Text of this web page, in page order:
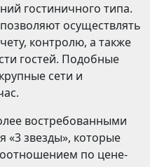
гостиничного типа.
осуществлять
контролю, а также
гостей. Подобные
сети и
востребованными
«3 звезды», которые
по цене-